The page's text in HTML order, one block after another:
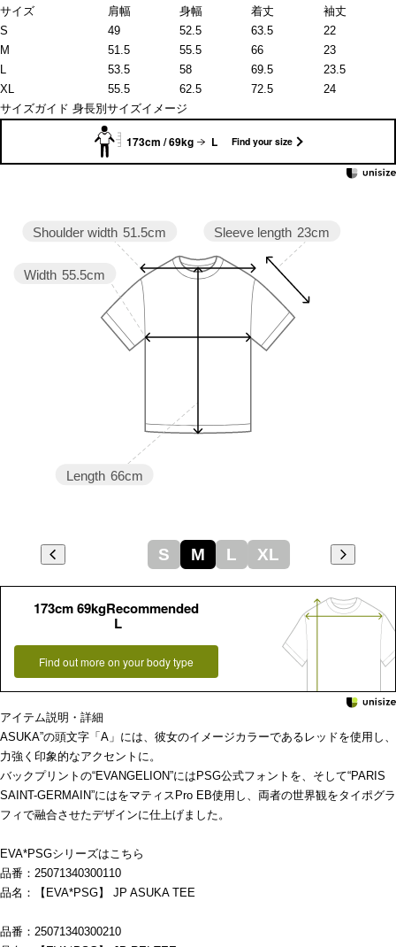
サイズ
肩幅 身幅 着丈
袖丈
S
49 52.5 63.5
22
M
51.5 55.5 66
23
L
53.5 58 69.5
23.5
XL
55.5 62.5 72.5
24
サイズガイド 身長別サイズイメージ
173cm / 69kg L Find your size
Sleeve length 23cm
Length 66cm
Width 55.5cm
Shoulder width 51.5cm
S M L XL
173cm 69kgRecommended
L
Find out more on your body type
アイテム説明・詳細
ASUKA”の頭文字「A」には、彼女のイメージカラーであるレッドを使用し、
力強く印象的なアクセントに。
バックプリントの“EVANGELION”にはPSG公式フォントを、そして“PARIS
SAINT-GERMAIN”にはをマティスPro EB使用し、両者の世界観をタイポグラ
フィで融合させたデザインに仕上げました。
EVA*PSGシリーズはこちら
品番：25071340300110
品名：【EVA*PSG】 JP ASUKA TEE
品番：25071340300210